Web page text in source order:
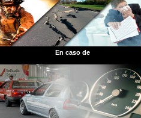
En caso de